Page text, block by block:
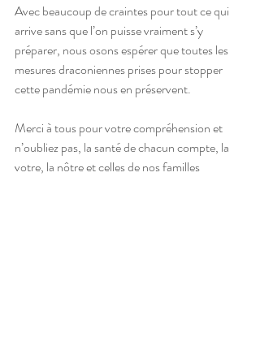
Avec beaucoup de craintes pour tout ce qui
arrive sans que l’on puisse vraiment s’y
préparer, nous osons espérer que toutes les
mesures draconiennes prises pour stopper
cette pandémie nous en préservent.
Merci à tous pour votre compréhension et
n’oubliez pas, la santé de chacun compte, la
votre, la nôtre et celles de nos familles